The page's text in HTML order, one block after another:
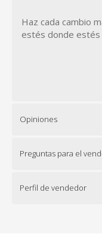
Haz cada cambio
estés donde estés
Opiniones
Preguntas para el
Perfil de vendedor